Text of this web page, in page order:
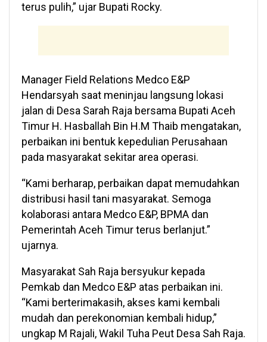
terus pulih,” ujar Bupati Rocky.
Manager Field Relations Medco E&P
Hendarsyah saat meninjau langsung lokasi
jalan di Desa Sarah Raja bersama Bupati Aceh
Timur H. Hasballah Bin H.M Thaib mengatakan,
perbaikan ini bentuk kepedulian Perusahaan
pada masyarakat sekitar area operasi.
“Kami berharap, perbaikan dapat memudahkan
distribusi hasil tani masyarakat. Semoga
kolaborasi antara Medco E&P, BPMA dan
Pemerintah Aceh Timur terus berlanjut.”
ujarnya.
Masyarakat Sah Raja bersyukur kepada
Pemkab dan Medco E&P atas perbaikan ini.
“Kami berterimakasih, akses kami kembali
mudah dan perekonomian kembali hidup,”
ungkap M Rajali, Wakil Tuha Peut Desa Sah Raja.